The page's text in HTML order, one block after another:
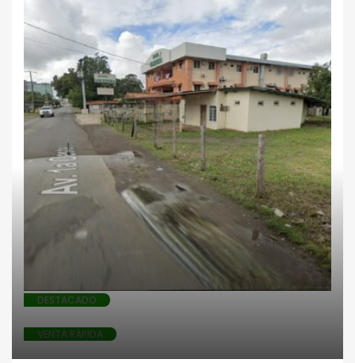
Locales comerciales
DESTACADO
VENTA RÁPIDA